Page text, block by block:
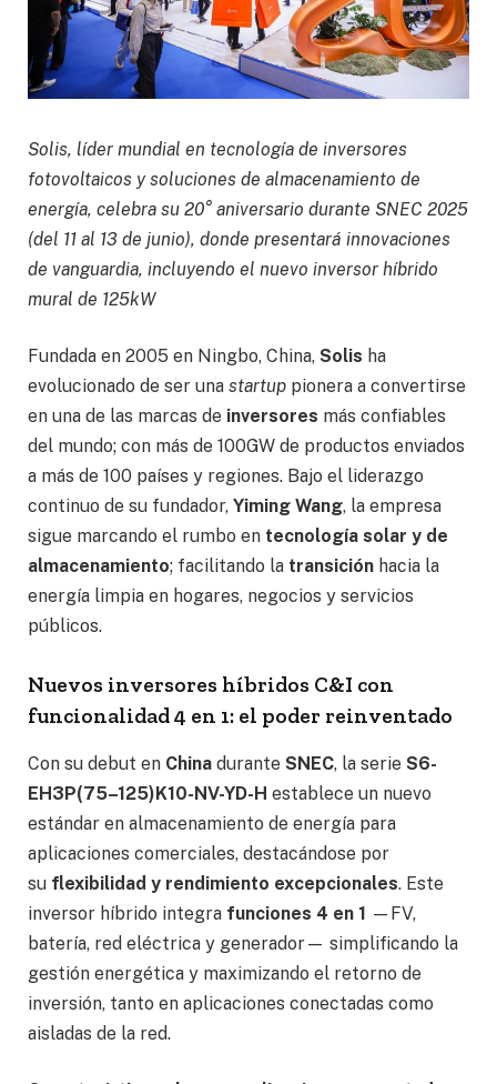
Solis, líder mundial en tecnología de inversores
fotovoltaicos y soluciones de almacenamiento de
energía, celebra su 20° aniversario durante SNEC 2025
(del 11 al 13 de junio), donde presentará innovaciones
de vanguardia, incluyendo el nuevo inversor híbrido
mural de 125kW
Fundada en 2005 en Ningbo, China, Solis ha
evolucionado de ser una startup pionera a convertirse
en una de las marcas de inversores más confiables
del mundo; con más de 100GW de productos enviados
a más de 100 países y regiones. Bajo el liderazgo
continuo de su fundador, Yiming Wang, la empresa
sigue marcando el rumbo en tecnología solar y de
almacenamiento; facilitando la transición hacia la
energía limpia en hogares, negocios y servicios
públicos.
Nuevos inversores híbridos C&I con
funcionalidad 4 en 1: el poder reinventado
Con su debut en China durante SNEC, la serie S6-
EH3P(75–125)K10-NV-YD-H establece un nuevo
estándar en almacenamiento de energía para
aplicaciones comerciales, destacándose por
su flexibilidad y rendimiento excepcionales. Este
inversor híbrido integra funciones 4 en 1 —FV,
batería, red eléctrica y generador— simplificando la
gestión energética y maximizando el retorno de
inversión, tanto en aplicaciones conectadas como
aisladas de la red.